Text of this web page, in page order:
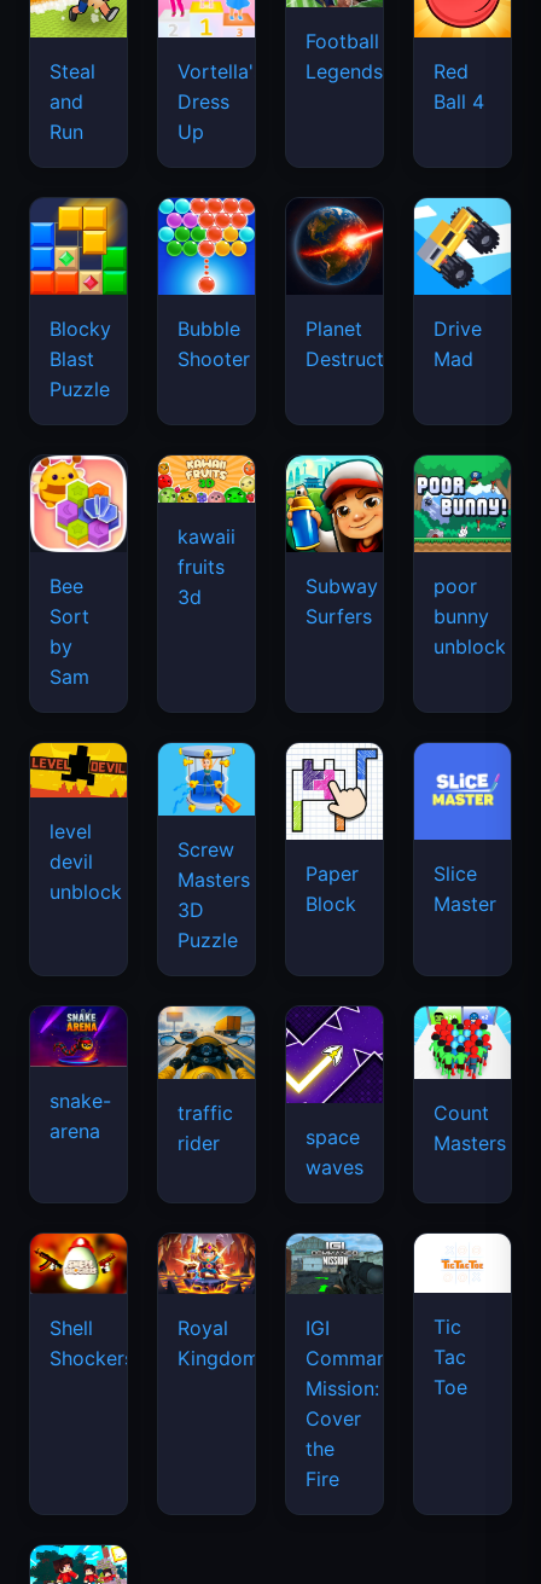
Steal
and
Run
Vortella's
Dress
Up
Football
Legends
Red
Ball 4
Blocky
Blast
Puzzle
Bubble
Shooter
Planet
Destruction
Drive
Mad
Bee
Sort
by
Sam
kawaii
fruits
3d
Subway
Surfers
poor
bunny
unblock
level
devil
unblock
Screw
Masters
3D
Puzzle
Paper
Block
Slice
Master
snake-
arena
traffic
rider
space
waves
Count
Masters
Shell
Shockers
Royal
Kingdom
IGI
Commando
Mission:
Cover
the
Fire
Tic
Tac
Toe